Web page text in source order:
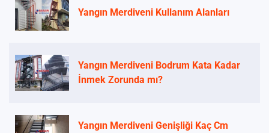
Yangın Merdiveni Kullanım Alanları
Yangın Merdiveni Bodrum Kata Kadar
İnmek Zorunda mı?
Yangın Merdiveni Genişliği Kaç Cm